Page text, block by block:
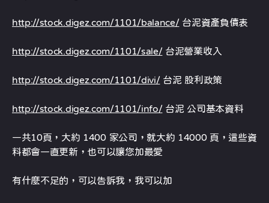
http://stock.digez.com/1101/balance/ 台泥資產負債表
http://stock.digez.com/1101/sale/ 台泥營業收入
http://stock.digez.com/1101/divi/ 台泥 股利政策
http://stock.digez.com/1101/info/ 台泥 公司基本資料
一共10頁，大約 1400 家公司，就大約 14000 頁，這些資
料都會一直更新，也可以讓您加最愛
有什麼不足的，可以告訴我，我可以加